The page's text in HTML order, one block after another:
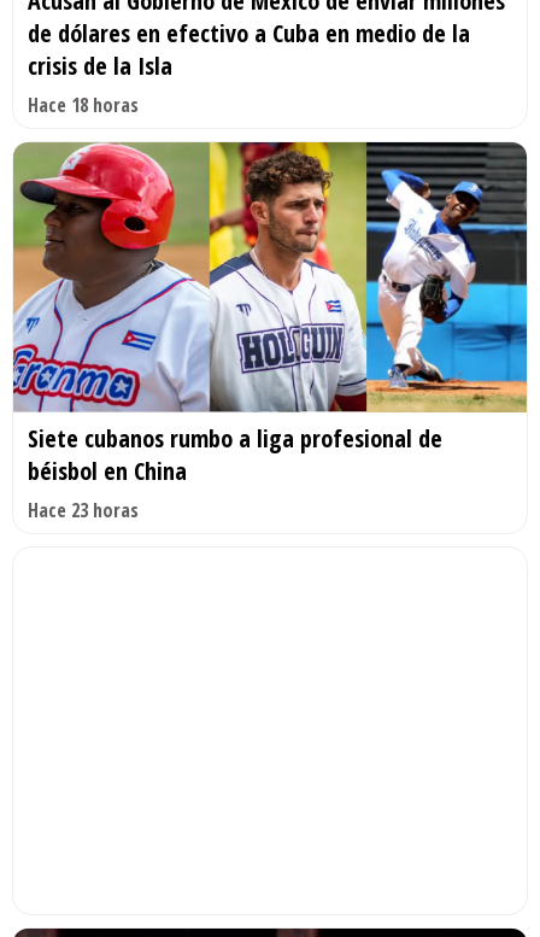
de dólares en efectivo a Cuba en medio de la
crisis de la Isla
Hace 18 horas
Siete cubanos rumbo a liga profesional de
béisbol en China
Hace 23 horas